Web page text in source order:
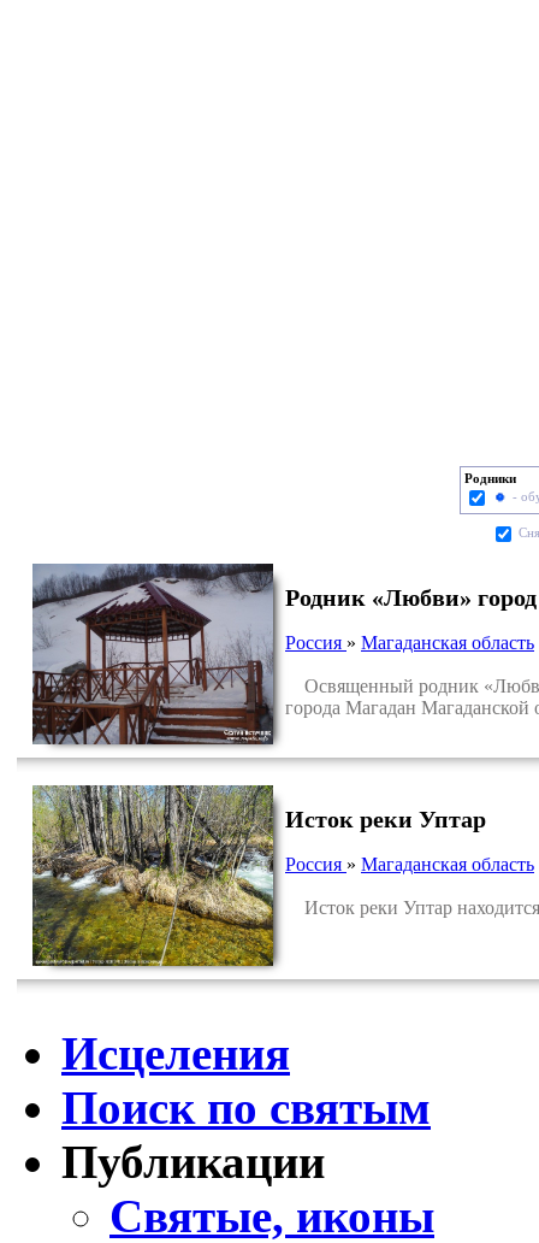
Родники
-
Родник «Любви»
Россия » Магаданская область
Освященный родник
города Магадан Магаданской
Исток реки Уптар
Россия » Магаданская область
Исток реки Уптар
Исцеления
Поиск по святым
Публикации
Святые, иконы